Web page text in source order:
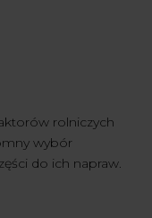
rolniczych
wybór
do ich napraw.